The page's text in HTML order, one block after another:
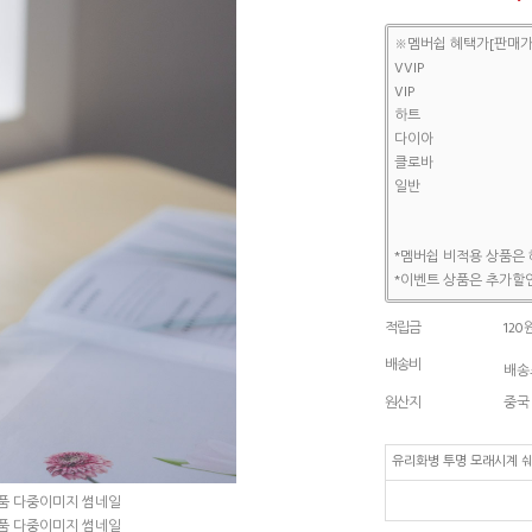
※멤버쉽 혜택가[판매
VVIP
VIP
하트
다이아
클로바
일반
*멤버쉽 비적용 상품은
*이벤트 상품은 추가할
적립금
120
배송비
배
원산지
중국
유리화병 투명 모래시계